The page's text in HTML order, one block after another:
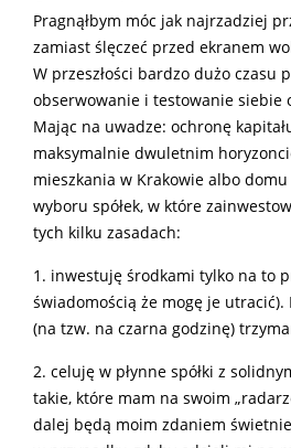
Pragnąłbym móc jak najrzadziej
zamiast ślęczeć przed ekranem
W przeszłości bardzo dużo czasu
obserwowanie i testowanie siebie
Mając na uwadze: ochronę
maksymalnie dwuletnim
mieszkania w Krakowie albo domu
wyboru spółek, w które
tych kilku zasadach:
1. inwestuję środkami tylko na to
świadomością że mogę je utracić).
(na tzw. na czarna godzinę)
2. celuję w płynne spółki z
takie, które mam na swoim
dalej będą moim zdaniem